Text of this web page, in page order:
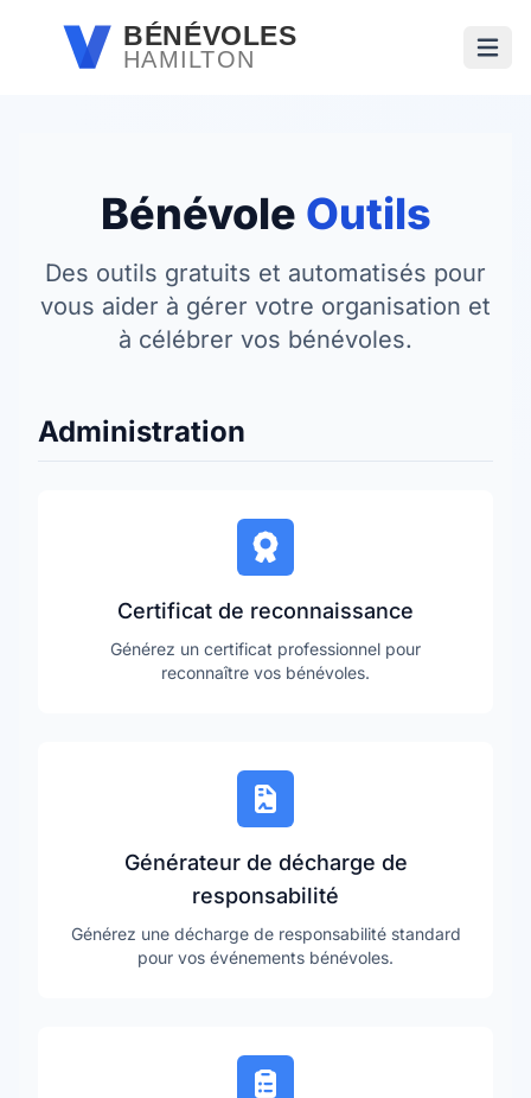
Passer au contenu principal
BÉNÉVOLES
HAMILTON
Bénévole Outils
Des outils gratuits et automatisés pour
vous aider à gérer votre organisation et
à célébrer vos bénévoles.
Administration
Certificat de reconnaissance
Générez un certificat professionnel pour
reconnaître vos bénévoles.
Générateur de décharge de
responsabilité
Générez une décharge de responsabilité standard
pour vos événements bénévoles.